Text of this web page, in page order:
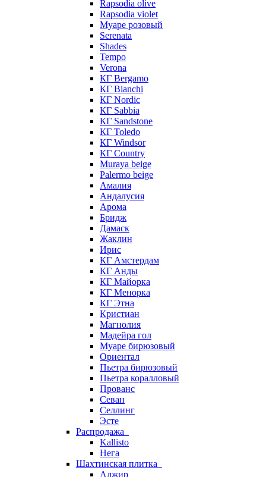
Rapsodia olive
Rapsodia violet
Муаре розовый
Serenata
Shades
Tempo
Verona
КГ Bergamo
КГ Bianchi
КГ Nordic
КГ Sabbia
КГ Sandstone
КГ Toledo
КГ Windsor
КГ Сountry
Muraya beige
Palermo beige
Амалия
Андалусия
Арома
Бридж
Дамаск
Жаклин
Ирис
КГ Амстердам
КГ Анды
КГ Майорка
КГ Менорка
КГ Этна
Кристиан
Магнолия
Мадейра гол
Муаре бирюзовый
Ориентал
Пьетра бирюзовый
Пьетра коралловый
Прованс
Севан
Селлинг
Эсте
Распродажа
Kallisto
Нега
Шахтинская плитка
Алжир